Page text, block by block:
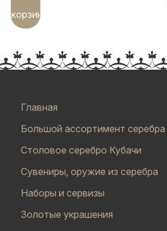
корзину
Главная
Большой ассортимент серебра
Столовое серебро Кубачи
Сувениры, оружие из серебра
Наборы и сервизы
Золотые украшения